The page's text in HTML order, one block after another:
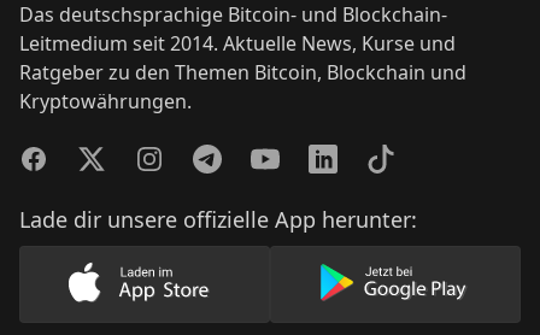
Das deutschsprachige Bitcoin- und Blockchain-
Leitmedium seit 2014. Aktuelle News, Kurse und
Ratgeber zu den Themen Bitcoin, Blockchain und
Kryptowährungen.
FacebookTwitterInstagramTelegramYouTubeLinkedInTikTok
Lade dir unsere offizielle App herunter:
Lade unsere App im AppStore herunter
Lade unsere